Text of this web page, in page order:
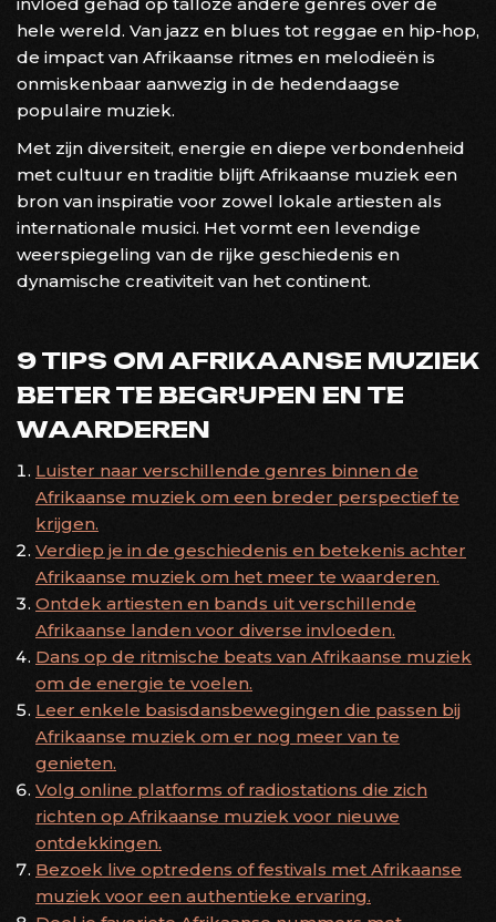
hele wereld. Van jazz en blues tot reggae en hip-hop,
de impact van Afrikaanse ritmes en melodieën is
onmiskenbaar aanwezig in de hedendaagse
populaire muziek.
Met zijn diversiteit, energie en diepe verbondenheid
met cultuur en traditie blijft Afrikaanse muziek een
bron van inspiratie voor zowel lokale artiesten als
internationale musici. Het vormt een levendige
weerspiegeling van de rijke geschiedenis en
dynamische creativiteit van het continent.
9 TIPS OM AFRIKAANSE MUZIEK
BETER TE BEGRIJPEN EN TE
WAARDEREN
Luister naar verschillende genres binnen de
Afrikaanse muziek om een breder perspectief te
krijgen.
Verdiep je in de geschiedenis en betekenis achter
Afrikaanse muziek om het meer te waarderen.
Ontdek artiesten en bands uit verschillende
Afrikaanse landen voor diverse invloeden.
Dans op de ritmische beats van Afrikaanse muziek
om de energie te voelen.
Leer enkele basisdansbewegingen die passen bij
Afrikaanse muziek om er nog meer van te
genieten.
Volg online platforms of radiostations die zich
richten op Afrikaanse muziek voor nieuwe
ontdekkingen.
Bezoek live optredens of festivals met Afrikaanse
muziek voor een authentieke ervaring.